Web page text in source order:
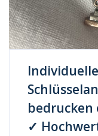
bedrucken
✓